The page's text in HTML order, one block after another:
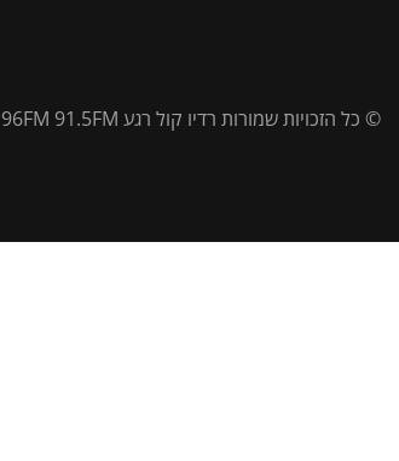
© כל הזכויות שמורות רדיו קול רגע 96FM 91.5FM